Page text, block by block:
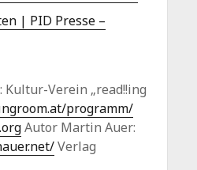
| PID Presse –
Verein „read!!ing
programm/
Autor Martin Auer:
Verlag